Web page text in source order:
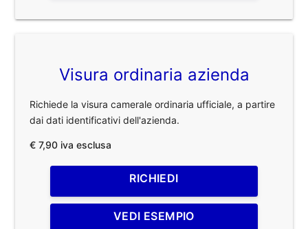
Visura ordinaria azienda
Richiede la visura camerale ordinaria ufficiale, a partire
dai dati identificativi dell'azienda.
€ 7,90 iva esclusa
RICHIEDI
VEDI ESEMPIO